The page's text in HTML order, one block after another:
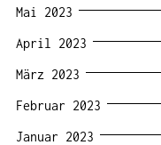
Mai 2023
April 2023
März 2023
Februar 2023
Januar 2023